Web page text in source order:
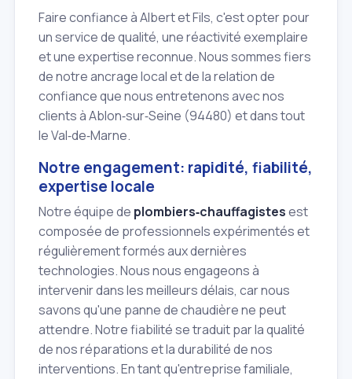
Faire confiance à Albert et Fils, c'est opter pour
un service de qualité, une réactivité exemplaire
et une expertise reconnue. Nous sommes fiers
de notre ancrage local et de la relation de
confiance que nous entretenons avec nos
clients à Ablon‑sur‑Seine (94480) et dans tout
le Val‑de‑Marne.
Notre engagement: rapidité, fiabilité,
expertise locale
Notre équipe de plombiers‑chauffagistesest
composée de professionnels expérimentés et
régulièrement formés aux dernières
technologies. Nous nous engageons à
intervenir dans les meilleurs délais, car nous
savons qu'une panne de chaudière ne peut
attendre. Notre fiabilité se traduit par la qualité
de nos réparations et la durabilité de nos
interventions. En tant qu'entreprise familiale,